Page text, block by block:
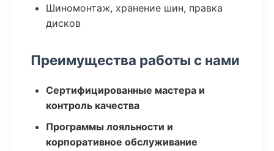
Шиномонтаж, хранение шин, правка
дисков
Преимущества работы с нами
Сертифицированные мастера и
контроль качества
Программы лояльности и
корпоративное обслуживание